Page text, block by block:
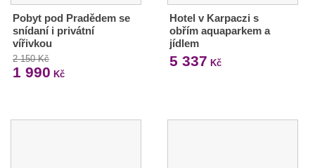
Pobyt pod Pradědem se
snídaní i privátní
vířivkou
2 150 Kč
1 990 Kč
Hotel v Karpaczi s
obřím aquaparkem a
jídlem
5 337 Kč